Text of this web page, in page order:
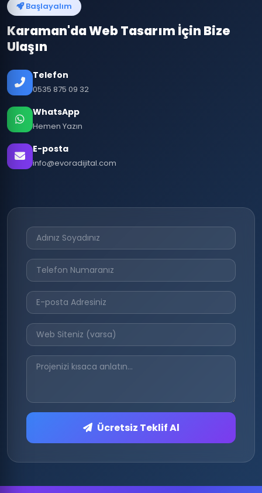
Başlayalım
Karaman'da Web Tasarım İçin Bize
Ulaşın
Telefon
0535 875 09 32
WhatsApp
Hemen Yazın
E-posta
info@evoradijital.com
Ücretsiz Teklif Al